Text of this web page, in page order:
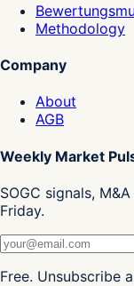
Methodology
Company
About
AGB
Weekly Market
SOGC signals,
Friday.
Free. Unsubscribe